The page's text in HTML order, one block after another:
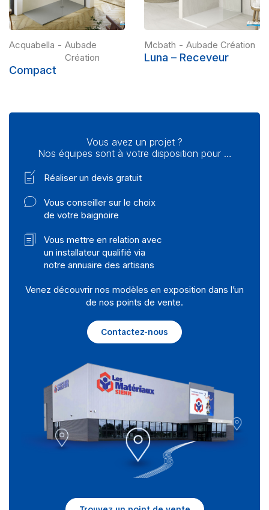
Acquabella - Aubade
Création
Compact
Mcbath - Aubade Création
Luna – Receveur
Vous avez un projet ?
Nos équipes sont à votre disposition pour …
Réaliser un devis gratuit
Vous conseiller sur le choix
de votre baignoire
Vous mettre en relation avec
un installateur qualifié via
notre annuaire des artisans
Venez découvrir nos modèles en exposition dans l’un
de nos points de vente.
Contactez-nous